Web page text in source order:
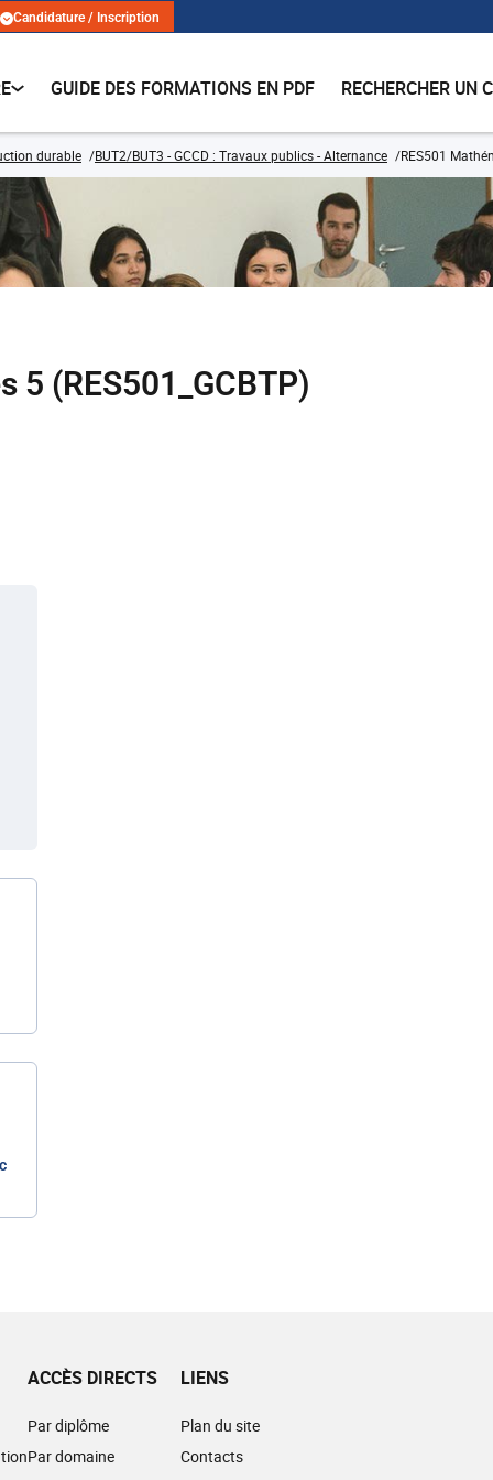
Candidature / Inscription
GUIDE DES FORMATIONS EN PDF RECHERCHER UN
durable BUT2/BUT3 - GCCD : Travaux publics - Alternance RES501
5 (RES501_GCBTP)
ACCÈS DIRECTS
Par diplôme
Par domaine
LIENS
Plan du site
Contacts